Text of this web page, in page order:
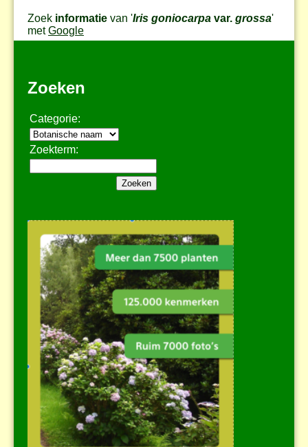
Zoek informatie van 'Iris goniocarpa var. grossa'
metGoogle
Zoeken
Categorie:
Zoekterm: